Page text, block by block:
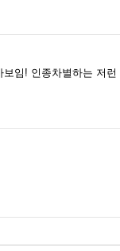
임! 인종차별하는 저